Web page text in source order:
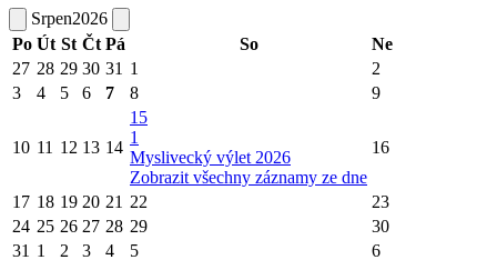
Srpen2026
Po Út St Čt Pá So
Ne
27 28 29 30 31 1
2
3
4 5 6 7 8 9
10 11 12 13 14
15
1
Myslivecký výlet 2026
Zobrazit všechny záznamy ze dne
16
17 18 19 20 21 22
23
24 25 26 27 28 29
30
31 1 2 3 4 5 6